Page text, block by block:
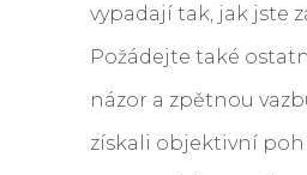
vypadají tak, jak jste
Požádejte také
názor a zpětnou
získali objektivní